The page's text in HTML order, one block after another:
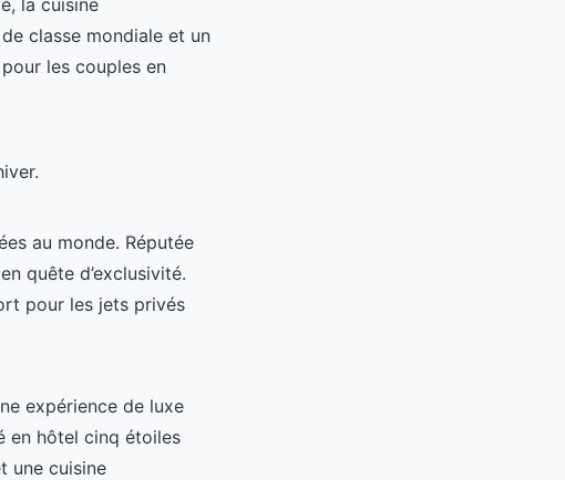
classe mondiale et un
les couples en
au monde. Réputée
quête d’exclusivité.
pour les jets privés
expérience de luxe
en hôtel cinq étoiles
une cuisine